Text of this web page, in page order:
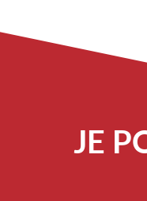
JE